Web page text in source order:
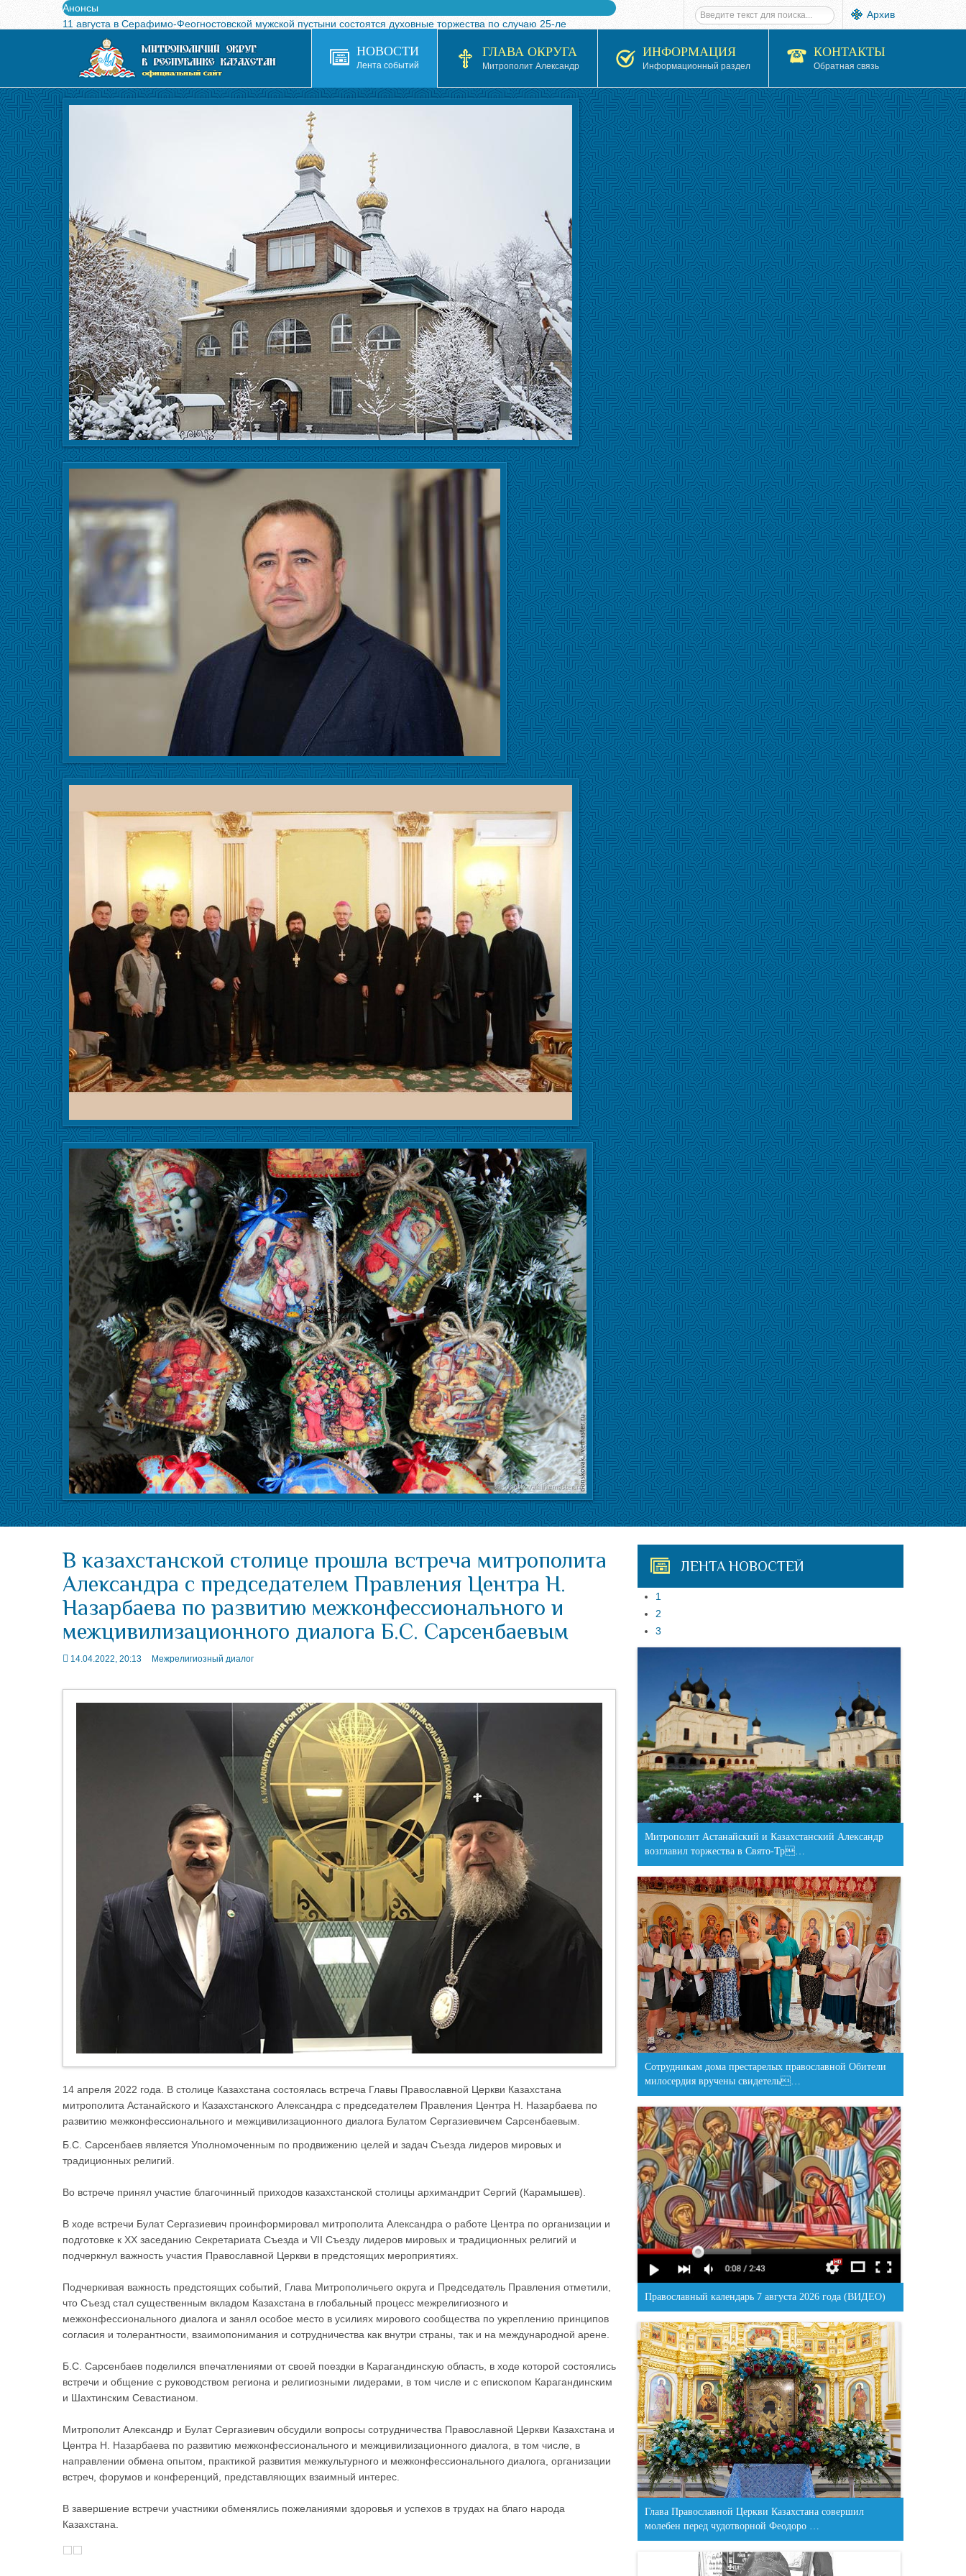
Анонсы
11 августа в Серафимо-Феогностовской мужской пустыни состоятся духовные торжества по случаю 25-ле
Выпущен в свет буклет о проведении Международного турнира по волейболу, посвященного 25-летию обр
Вышел в свет новый номер журнала «Свет Православия в Казахстане»
Вышла в свет монография «Управляющие Алма-Атинской епархией Русской Православной Церкви в 1927–19
Алма-Атинская духовная семинария объявляет прием документов на 2026-2027 учебный год
Архив
НОВОСТИ
Лента событий
ГЛАВА ОКРУГА
Митрополит Александр
ИНФОРМАЦИЯ
Информационный раздел
КОНТАКТЫ
Обратная связь
В казахстанской столице прошла встреча митрополита
Александра с председателем Правления Центра Н.
Назарбаева по развитию межконфессионального и
межцивилизационного диалога Б.С. Сарсенбаевым
14.04.2022, 20:13 Межрелигиозный диалог
14 апреля 2022 года. В столице Казахстана состоялась встреча Главы Православной Церкви Казахстана
митрополита Астанайского и Казахстанского Александра с председателем Правления Центра Н. Назарбаева по
развитию межконфессионального и межцивилизационного диалога Булатом Сергазиевичем Сарсенбаевым.
Б.С. Сарсенбаев является Уполномоченным по продвижению целей и задач Съезда лидеров мировых и
традиционных религий.
Во встрече принял участие благочинный приходов казахстанской столицы архимандрит Сергий (Карамышев).
В ходе встречи Булат Сергазиевич проинформировал митрополита Александра о работе Центра по организации и
подготовке к XX заседанию Секретариата Съезда и VII Съезду лидеров мировых и традиционных религий и
подчеркнул важность участия Православной Церкви в предстоящих мероприятиях.
Подчеркивая важность предстоящих событий, Глава Митрополичьего округа и Председатель Правления отметили,
что Съезд стал существенным вкладом Казахстана в глобальный процесс межрелигиозного и
межконфессионального диалога и занял особое место в усилиях мирового сообщества по укреплению принципов
согласия и толерантности, взаимопонимания и сотрудничества как внутри страны, так и на международной арене.
Б.С. Сарсенбаев поделился впечатлениями от своей поездки в Карагандинскую область, в ходе которой состоялись
встречи и общение с руководством региона и религиозными лидерами, в том числе и с епископом Карагандинским
и Шахтинским Севастианом.
Митрополит Александр и Булат Сергазиевич обсудили вопросы сотрудничества Православной Церкви Казахстана и
Центра Н. Назарбаева по развитию межконфессионального и межцивилизационного диалога, в том числе, в
направлении обмена опытом, практикой развития межкультурного и межконфессионального диалога, организации
встреч, форумов и конференций, представляющих взаимный интерес.
В завершение встречи участники обменялись пожеланиями здоровья и успехов в трудах на благо народа
Казахстана.
ЛЕНТА НОВОСТЕЙ
1
2
3
Митрополит Астанайский и Казахстанский Александр
возглавил торжества в Свято-Тр…
Сотрудникам дома престарелых православной Обители
милосердия вручены свидетель…
Православный календарь 7 августа 2026 года (ВИДЕО)
Глава Православной Церкви Казахстана совершил
молебен перед чудотворной Феодоро …